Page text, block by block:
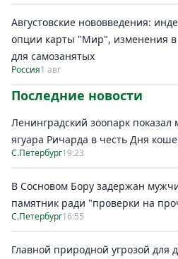
Августовские нововведения:
опции карты "Мир", изменения
для самозанятых
Россия1 авг
Последние новости
Ленинградский зоопарк показал
ягуара Ричарда в честь Дня
С.Петербург19:23
В Сосновом Бору задержан
памятник ради "проверки на
С.Петербург16:55
Главной природной угрозой для